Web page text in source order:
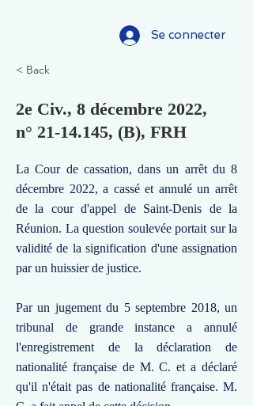
Se connecter
< Back
2e Civ., 8 décembre 2022,
n° 21-14.145, (B), FRH
La Cour de cassation, dans un arrêt du 8
décembre 2022, a cassé et annulé un arrêt
de la cour d'appel de Saint-Denis de la
Réunion. La question soulevée portait sur la
validité de la signification d'une assignation
par un huissier de justice.
Par un jugement du 5 septembre 2018, un
tribunal de grande instance a annulé
l'enregistrement de la déclaration de
nationalité française de M. C. et a déclaré
qu'il n'était pas de nationalité française. M.